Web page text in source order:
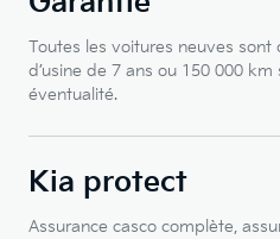
Toutes les voitures neuves
d’usine de 7 ans ou 150 000
éventualité.
Kia protect
Assurance casco complète,